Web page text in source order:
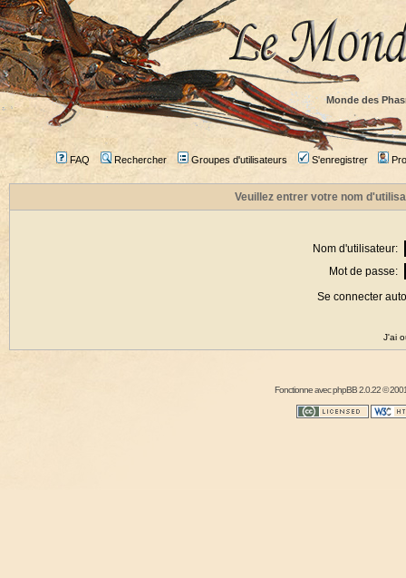
Monde des
FAQ Rechercher Groupes d'utilisateurs S'enregistrer
Veuillez entrer votre nom
Nom d'utilisateur:
Mot de passe:
Se connecter
J'ai
Fonctionne avecphpBB2.0.22 ©